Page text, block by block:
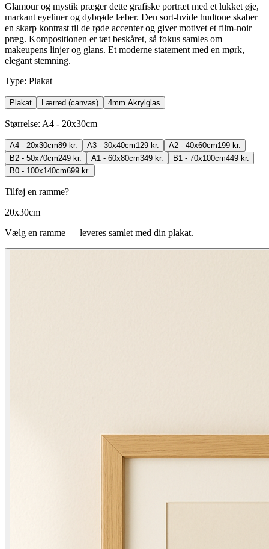
Glamour og mystik præger dette grafiske portræt med et lukket øje,
markant eyeliner og dybrøde læber. Den sort-hvide hudtone skaber
en skarp kontrast til de røde accenter og giver motivet et film-noir
præg. Kompositionen er tæt beskåret, så fokus samles om
makeupens linjer og glans. Et moderne statement med en mørk,
elegant stemning.
Type: Plakat
Plakat Lærred (canvas) 4mm Akrylglas
Størrelse: A4 - 20x30cm
A4 - 20x30cm89 kr. A3 - 30x40cm129 kr. A2 - 40x60cm199 kr.
B2 - 50x70cm249 kr. A1 - 60x80cm349 kr. B1 - 70x100cm449 kr.
B0 - 100x140cm699 kr.
Tilføj en ramme?
20x30cm
Vælg en ramme — leveres samlet med din plakat.